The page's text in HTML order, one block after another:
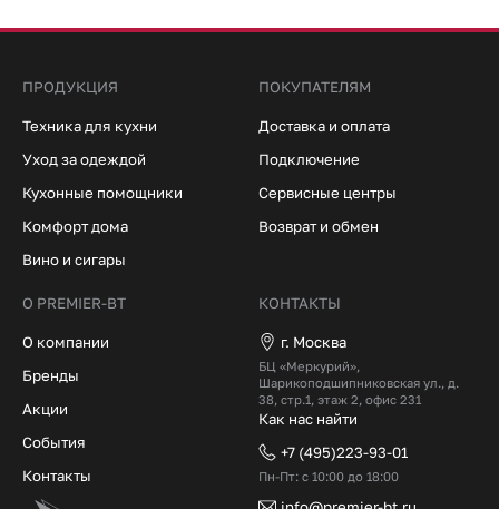
ПРОДУКЦИЯ
Техника для кухни
Уход за одеждой
Кухонные помощники
Комфорт дома
Вино и сигары
ПОКУПАТЕЛЯМ
Доставка и оплата
Подключение
Сервисные центры
Возврат и обмен
О PREMIER-BT
О компании
Бренды
Акции
События
Контакты
КОНТАКТЫ
г. Москва
БЦ «Меркурий»,
Шарикоподшипниковская ул., д.
38, стр.1, этаж 2, офис 231
Как нас найти
+7 (495)223-93-01
Пн-Пт: с 10:00 до 18:00